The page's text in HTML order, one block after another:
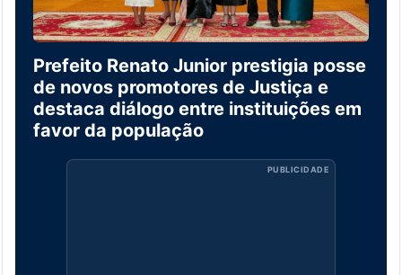
Prefeito Renato Junior prestigia posse
de novos promotores de Justiça e
destaca diálogo entre instituições em
favor da população
PUBLICIDADE